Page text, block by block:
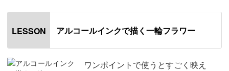
なめらかな下地を作る方法や、ふわっと自然にニュアンス
ていきます。
LESSON アルコールインクで描く一輪フラワー
ワンポイントで使うとすごく映え